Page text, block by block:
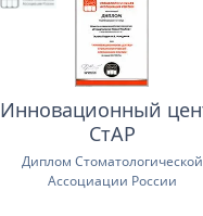
Инновационный
СтАР
Диплом Стоматологической
Ассоциации России